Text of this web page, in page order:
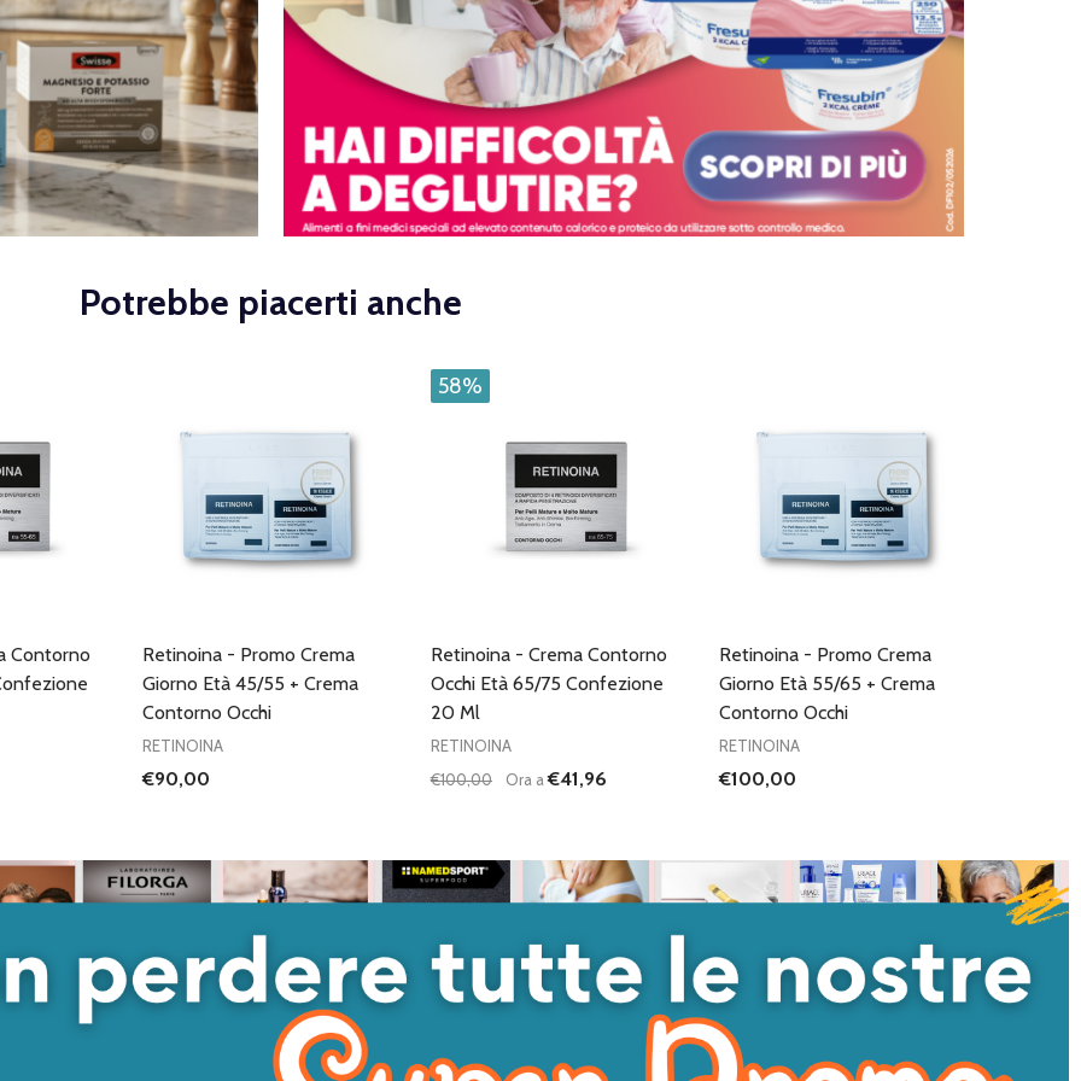
Potrebbe piacerti anche
Contorno
Retinoina - Promo Crema
Giorno Età 45/55 + Crema
Contorno Occhi
RETINOINA
€90,00
58%
Retinoina - Crema Contorno
Occhi Età 65/75 Confezione
20 Ml
RETINOINA
€100,00
Ora a€41,96
Retinoina - Promo Crema
Giorno Età 55/65 + Crema
Contorno Occhi
RETINOINA
€100,00